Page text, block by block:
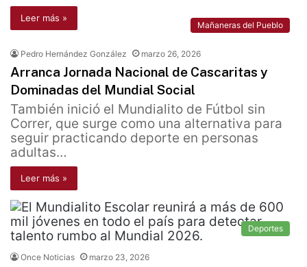
Leer más »
Mañaneras del Pueblo
Pedro Hernández González marzo 26, 2026
Arranca Jornada Nacional de Cascaritas y
Dominadas del Mundial Social
También inició el Mundialito de Fútbol sin
Correr, que surge como una alternativa para
seguir practicando deporte en personas
adultas…
Leer más »
Deportes
Once Noticias marzo 23, 2026